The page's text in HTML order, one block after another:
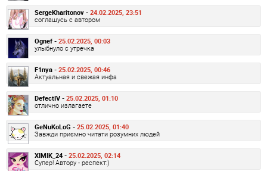
SergeKharitonov - 24.02.2025, 23:51
соглашусь с автором
Ognef - 25.02.2025, 00:03
улыбнуло с утречка
F1nya - 25.02.2025, 00:46
Актуальная и свежая инфа
DefectIV - 25.02.2025, 01:10
отлично излагаете
GeNuKoLoG - 25.02.2025, 01:40
Завжди приємно читати розумних людей
XIMIK_24 - 25.02.2025, 02:14
Супер! Автору - респект:)